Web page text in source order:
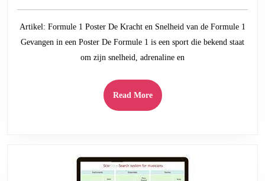
Formule
1
met
Artikel: Formule 1 Poster De Kracht en Snelheid van de Formule 1
Gevangen in een Poster De Formule 1 is een sport die bekend staat
om zijn snelheid, adrenaline en
Read MoreRead
More